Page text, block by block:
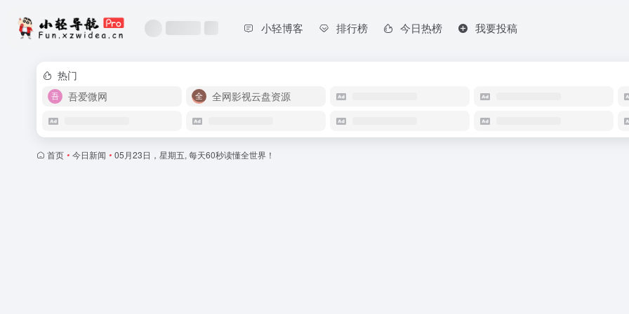
小轻博客 排行榜 今日热榜 我要投稿
热门
吾爱微网
全网影视云盘资源
首页 • 今日新闻 • 05月23日，星期五, 每天60秒读懂全世界！